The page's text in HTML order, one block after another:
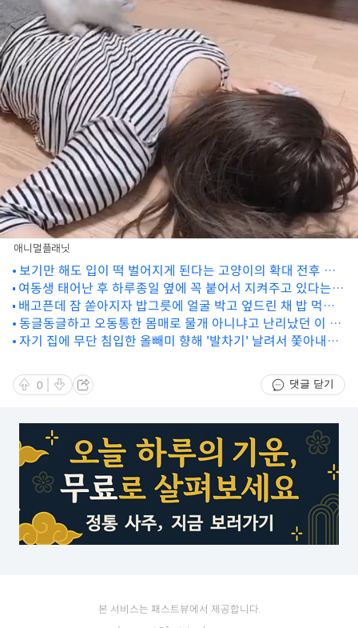
애니멀플래닛
보기만 해도 입이 떡 벌어지게 된다는 고양이의 확대 전후 비
교 사진
여동생 태어난 후 하루종일 옆에 꼭 붙어서 지켜주고 있다는
골든 리트리버
배고픈데 잠 쏟아지자 밥그릇에 얼굴 박고 엎드린 채 밥 먹는
아기 강아지
동글동글하고 오동통한 몸매로 물개 아니냐고 난리났던 이 동
물의 정체
자기 집에 무단 침입한 올빼미 향해 '발차기' 날려서 쫓아내는
0 댓글 닫기
본 서비스는 패스트뷰에서 제공합니다.